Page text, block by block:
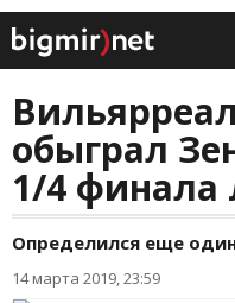
обыграл
1/4 финала
Определился еще
14 марта 2019, 23:59